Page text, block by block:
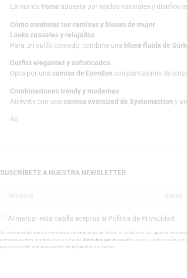
La marca Yerse apuesta por tejidos naturales y diseños
Cómo combinar tus camisas y blusas de mujer
Looks casuales y relajados
Para un outfit cómodo, combina una blusa fluida de
Outfits elegantes y sofisticados
Opta por una camisa de EseoEse con pantalones de
Combinaciones trendy y modernas
Atrévete con una camisa oversized de Systemaction y
4o
SUSCRÍBETE A NUESTRA NEWSLETTER
Al marcar esta casilla aceptas la Política de Privacidad.
De conformidad con las normativas de protección de datos, le facilitamos la siguiente
comunicaciones de productos o servicios Derechos que le asisten: acceso, rectificación,
para el envío de comunicaciones de productos o servicios.